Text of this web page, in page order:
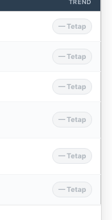
TREND
— Tetap
— Tetap
— Tetap
— Tetap
— Tetap
— Tetap